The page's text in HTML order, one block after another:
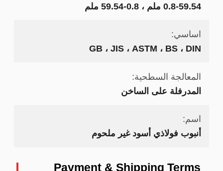
0.8-59.54 ملم ، 0.8-59.54 ملم
اساسي:
GB ، JIS ، ASTM ، BS ، DIN
المعالجة السطحية:
المدرفلة على الساخن
اسم:
أنبوب فولاذي أسود غير ملحوم
Payment & Shipping Terms